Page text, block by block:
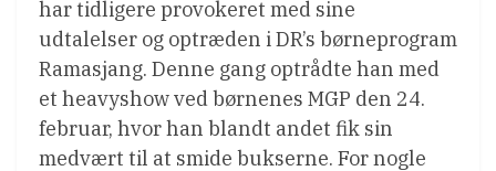
har tidligere provokeret med sine
udtalelser og optræden i DR’s børneprogram
Ramasjang. Denne gang optrådte han med
et heavyshow ved børnenes MGP den 24.
februar, hvor han blandt andet fik sin
medvært til at smide bukserne. For nogle